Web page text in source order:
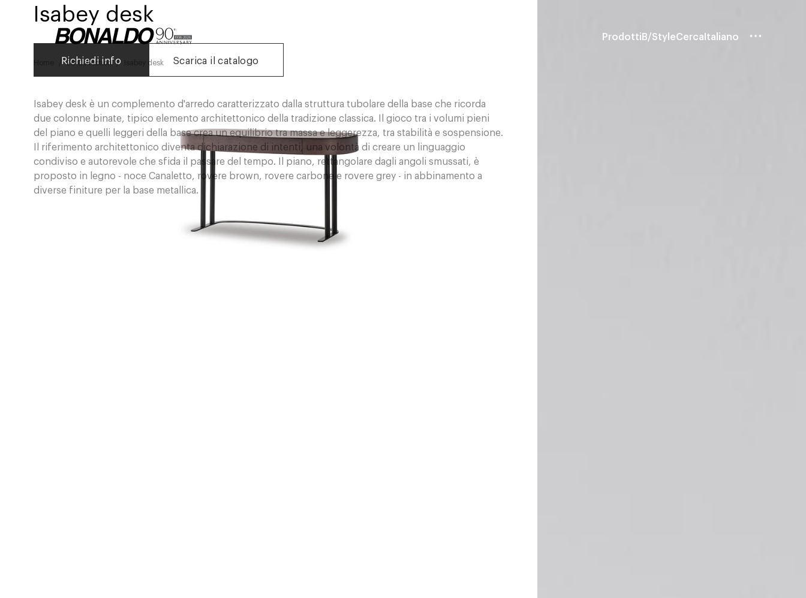
ProdottiB/StyleCercaItaliano
26 Collection Isabey desk
Isabey desk
Richiedi info Scarica il catalogo
Isabey desk è un complemento d'arredo caratterizzato dalla struttura tubolare della base che ricorda
due colonne binate, tipico elemento architettonico della tradizione classica. Il gioco tra i volumi pieni
del piano e quelli leggeri della base crea un equilibrio tra massa e leggerezza, tra stabilità e sospensione.
Il riferimento architettonico diventa dichiarazione di intenti, una volontà di creare un linguaggio
condiviso e autorevole che sfida il passare del tempo. Il piano, rettangolare dagli angoli smussati, è
proposto in legno - noce Canaletto, rovere brown, rovere carbone e rovere grey - in abbinamento a
diverse finiture per la base metallica.